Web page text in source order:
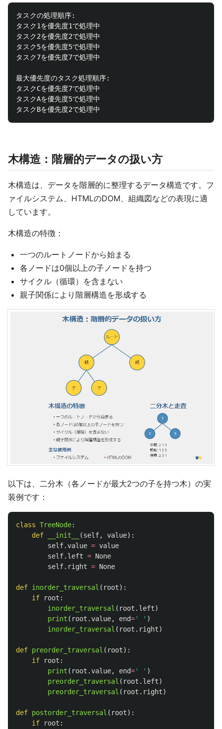
タスクの処理順序:
タスク1を優先度1で処理中
タスク2を優先度2で処理中
タスク5を優先度5で処理中
タスク7を優先度7で処理中
最大優先度のタスク処理順序:
タスクCを優先度7で処理中
タスクAを優先度5で処理中
木構造：階層的データの扱い方
木構造は、データを階層的に整理するデータ構造です。フ
ァイルシステム、HTMLのDOM、組織図などの表現に適
しています。
木構造の特徴：
一つのルートノードから始まる
各ノードは0個以上の子ノードを持つ
サイクル（循環）を含まない
親子関係により階層構造を形成する
以下は、二分木（各ノードが最大2つの子を持つ木）の実
装例です：
class TreeNode:
def
__init__ (self, value):
self.value = value
self. left = None
self. right = None
def inorder_traversal ( root):
if
root :
inorder_traversal ( root . left)
print ( root .value, end=' ' )
inorder_traversal ( root . right)
def preorder_traversal ( root):
if
root :
print ( root .value, end=' ' )
preorder_traversal ( root . left)
preorder_traversal ( root . right)
def postorder_traversal ( root):
if
root :